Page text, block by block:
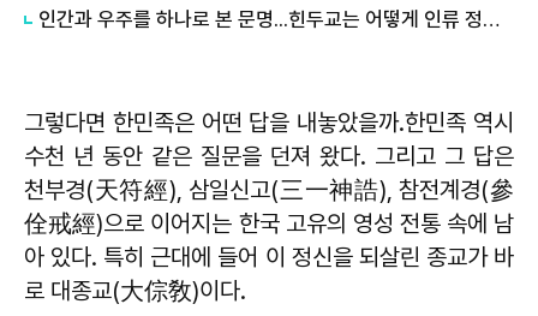
인간과 우주를 하나로 본 문명...힌두교는 어떻게 인류 정신사의 거대한 강이 되었는가
그렇다면 한민족은 어떤 답을 내놓았을까.한민족 역시
수천 년 동안 같은 질문을 던져 왔다. 그리고 그 답은
천부경(天符經), 삼일신고(三一神誥), 참전계경(參
佺戒經)으로 이어지는 한국 고유의 영성 전통 속에 남
아 있다. 특히 근대에 들어 이 정신을 되살린 종교가 바
로 대종교(大倧敎)이다.